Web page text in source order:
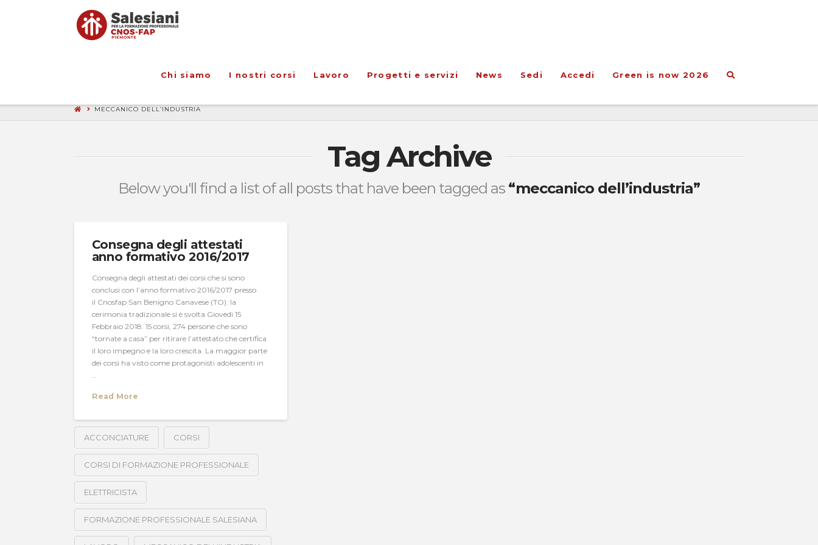
Chi siamo I nostri corsi Lavoro Progetti e servizi News Sedi Accedi Green is now 2026
MECCANICO DELL’INDUSTRIA
Tag Archive
Below you'll find a list of all posts that have been tagged as “meccanico dell’industria”
Consegna degli attestati
anno formativo 2016/2017
Consegna degli attestati dei corsi che si sono
conclusi con l’anno formativo 2016/2017 presso
il Cnosfap San Benigno Canavese (TO): la
cerimonia tradizionale si è svolta Giovedì 15
Febbraio 2018. 15 corsi, 274 persone che sono
“tornate a casa” per ritirare l’attestato che certifica
il loro impegno e la loro crescita. La maggior parte
dei corsi ha visto come protagonisti adolescenti in
Read More
ACCONCIATURE CORSI
CORSI DI FORMAZIONE PROFESSIONALE
ELETTRICISTA
FORMAZIONE PROFESSIONALE SALESIANA